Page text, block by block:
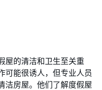
屋的清洁和卫生至关重
可能很诱人，但专业人员
洁房屋。他们了解度假屋